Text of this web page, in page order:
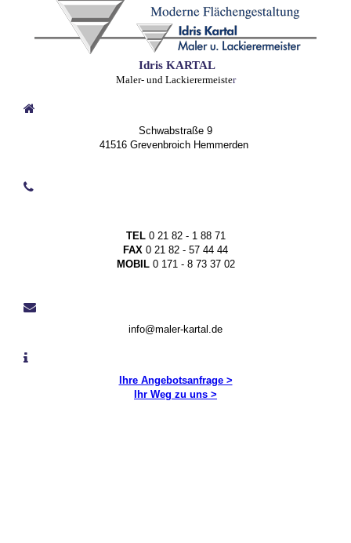
Idris KARTAL
Maler- und Lackierermeister
Schwabstraße 9
41516 Grevenbroich Hemmerden
TEL0 21 82 - 1 88 71
FAX 0 21 82 - 57 44 44
MOBIL0 171 - 8 73 37 02
info@maler-kartal.de
Ihre Angebotsanfrage >
Ihr Weg zu uns >